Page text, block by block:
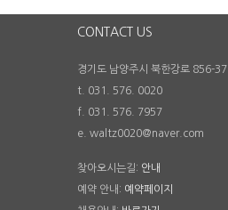
CONTACT US
경기도 남양주시 북한강로 856-37
t. 031. 576. 0020
f. 031. 576. 7957
e. waltz0020@naver.com
찾아오시는길: 안내
예약 안내: 예약페이지